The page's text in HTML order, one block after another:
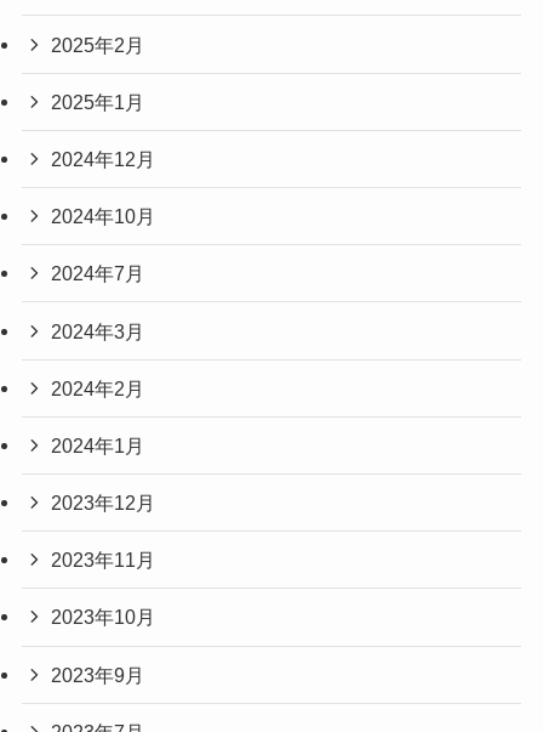
2025年2月
2025年1月
2024年12月
2024年10月
2024年7月
2024年3月
2024年2月
2024年1月
2023年12月
2023年11月
2023年10月
2023年9月